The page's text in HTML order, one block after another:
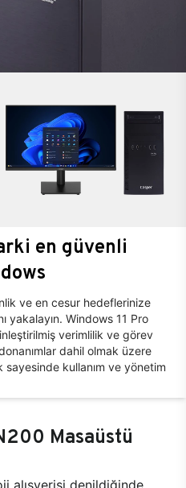
en güvenli
ve en cesur hedeflerinize
yakalayın. Windows 11 Pro
verimlilik ve görev
dahil olmak üzere
kullanım ve yönetim
Masaüstü
alışverişi denildiğinde